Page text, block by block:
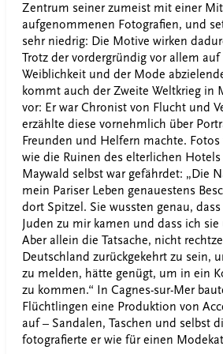
Zentrum seiner zumeist mit einer
aufgenommenen Fotografien, und
sehr niedrig: Die Motive wirken
Trotz der vordergründig vor allem
Weiblichkeit und der Mode
kommt auch der Zweite Weltkrieg in
vor: Er war Chronist von Flucht und
erzählte diese vornehmlich über
Freunden und Helfern machte.
wie die Ruinen des elterlichen
Maywald selbst war gefährdet: „Die
mein Pariser Leben genauestens
dort Spitzel. Sie wussten genau,
Juden zu mir kamen und dass ich
Aber allein die Tatsache, nicht
Deutschland zurückgekehrt zu sein,
zu melden, hätte genügt, um in ein
zu kommen.“ In Cagnes-sur-Mer
Flüchtlingen eine Produktion von
auf – Sandalen, Taschen und selbst
fotografierte er wie für einen